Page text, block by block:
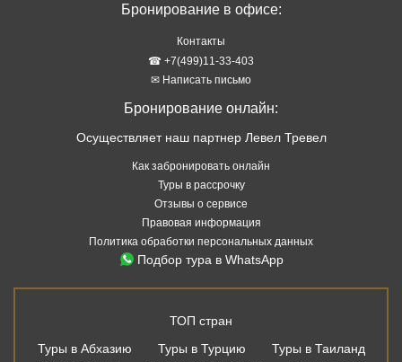
Бронирование в офисе:
Контакты
☎ +7(499)11-33-403
✉ Написать письмо
Бронирование онлайн:
Осуществляет наш партнер Левел Тревел
Как забронировать онлайн
Туры в рассрочку
Отзывы о сервисе
Правовая информация
Политика обработки персональных данных
Подбор тура в WhatsApp
ТОП стран
Туры в Абхазию
Туры в Турцию
Туры в Таиланд